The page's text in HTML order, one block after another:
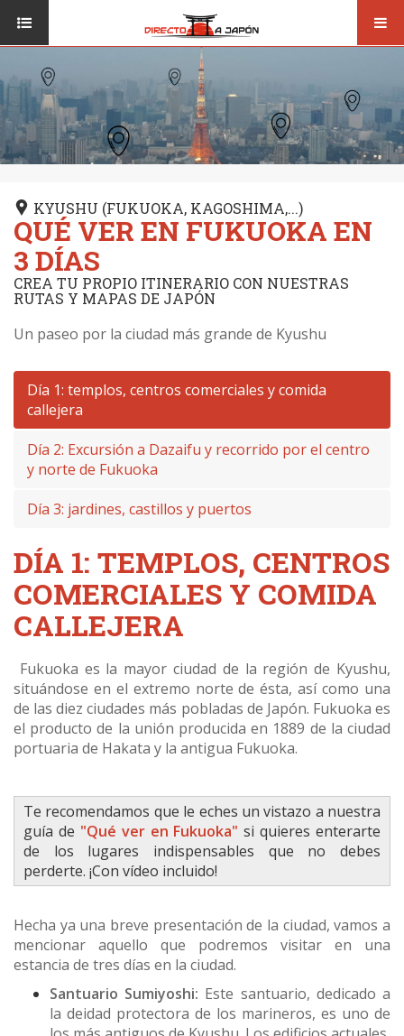
CONSEJOS
DESTINOS
SEGUROS
ISI JAPANESE LANGUAGE SCHOOL
KYUSHU (FUKUOKA, KAGOSHIMA,...)
QUÉ VER EN FUKUOKA EN
3 DÍAS
CREA TU PROPIO ITINERARIO CON NUESTRAS
RUTAS Y MAPAS DE JAPÓN
Un paseo por la ciudad más grande de Kyushu
Día 1: templos, centros comerciales y comida
callejera
Día 2: Excursión a Dazaifu y recorrido por el centro
y norte de Fukuoka
Día 3: jardines, castillos y puertos
DÍA 1: TEMPLOS, CENTROS
COMERCIALES Y COMIDA
CALLEJERA
Fukuoka es la mayor ciudad de la región de Kyushu,
situándose en el extremo norte de ésta, así como una
de las diez ciudades más pobladas de Japón. Fukuoka es
el producto de la unión producida en 1889 de la ciudad
portuaria de Hakata y la antigua Fukuoka.
Te recomendamos que le eches un vistazo a nuestra
guía de "Qué ver en Fukuoka" si quieres enterarte
de los lugares indispensables que no debes
perderte. ¡Con vídeo incluido!
Hecha ya una breve presentación de la ciudad, vamos a
mencionar aquello que podremos visitar en una
estancia de tres días en la ciudad.
Santuario Sumiyoshi: Este santuario, dedicado a
la deidad protectora de los marineros, es uno de
VIAJAR A JAPÓN
VUELOS
TRANSPORTE
DESTINOS
RUTAS / MAPAS
CULTURA
RESTAURANTES
ARRAY